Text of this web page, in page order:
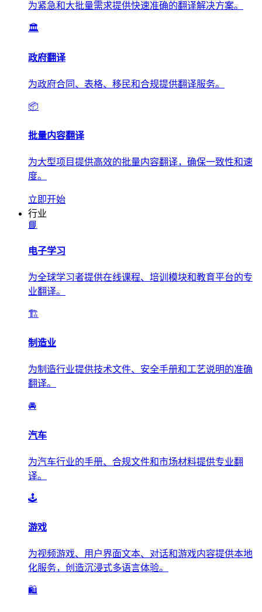
为紧急和大批量需求提供快速准确的翻译解决方案。
🏛️
政府翻译
为政府合同、表格、移民和合规提供翻译服务。
📦
批量内容翻译
为大型项目提供高效的批量内容翻译，确保一致性和速
度。
立即开始
行业
📘
电子学习
为全球学习者提供在线课程、培训模块和教育平台的专
业翻译。
🏗️
制造业
为制造行业提供技术文件、安全手册和工艺说明的准确
翻译。
🚘
汽车
为汽车行业的手册、合规文件和市场材料提供专业翻
译。
🕹️
游戏
为视频游戏、用户界面文本、对话和游戏内容提供本地
化服务，创造沉浸式多语言体验。
🛍️